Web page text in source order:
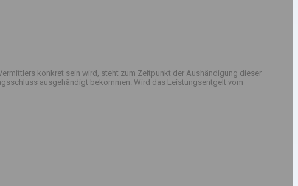
konkret sein wird, steht zum Zeitpunkt der Aushändigung dieser
ausgehändigt bekommen. Wird das Leistungsentgelt vom